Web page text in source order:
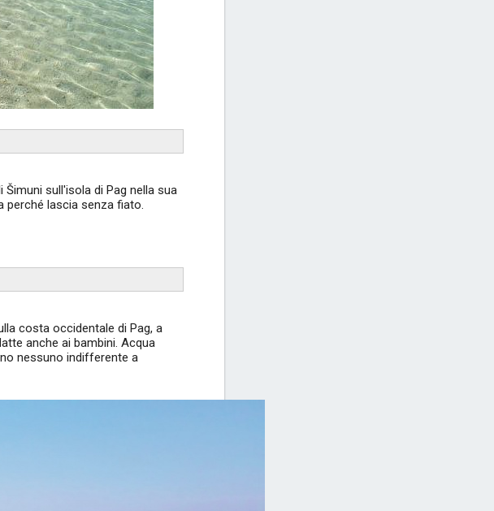
sull'isola di Pag nella sua
perché lascia senza fiato.
costa occidentale di Pag, a
anche ai bambini. Acqua
nessuno indifferente a